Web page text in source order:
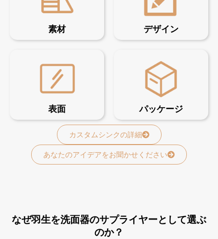
素材 デザイン
表面 パッケージ
カスタムシンクの詳細
あなたのアイデアをお聞かせください
なぜ羽生を洗面器のサプライヤーとして選ぶ
のか？